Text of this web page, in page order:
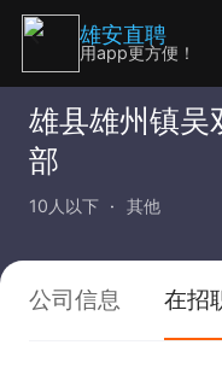
雄县雄州镇吴
部
10人以下 其他
公司信息 在招
雄安直聘
用app更方便！